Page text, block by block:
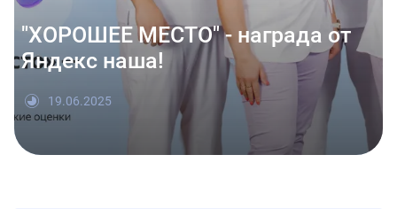
"ХОРОШЕЕ МЕСТО" - награда от
Яндекс наша!
19.06.2025